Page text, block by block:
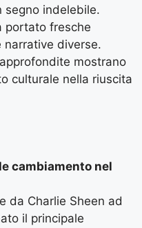
segno indelebile.
portato fresche
narrative diverse.
mostrano
culturale nella riuscita
cambiamento nel
da Charlie Sheen ad
il principale